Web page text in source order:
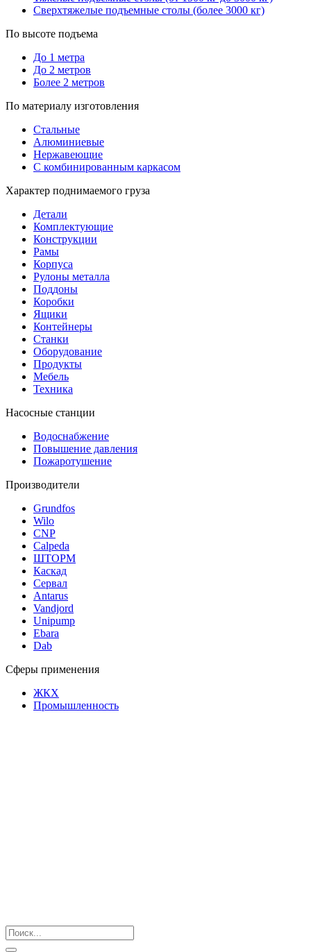
Сверхтяжелые подъемные столы (более 3000 кг)
По высоте подъема
До 1 метра
До 2 метров
Более 2 метров
По материалу изготовления
Стальные
Алюминиевые
Нержавеющие
С комбинированным каркасом
Характер поднимаемого груза
Детали
Комплектующие
Конструкции
Рамы
Корпуса
Рулоны металла
Поддоны
Коробки
Ящики
Контейнеры
Станки
Оборудование
Продукты
Мебель
Техника
Насосные станции
Водоснабжение
Повышение давления
Пожаротушение
Производители
Grundfos
Wilo
CNP
Calpeda
ШТОРМ
Каскад
Сервал
Antarus
Vandjord
Unipump
Ebara
Dab
Сферы применения
ЖКХ
Промышленность